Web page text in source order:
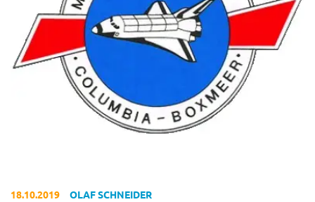
18.10.2019 OLAF SCHNEIDER